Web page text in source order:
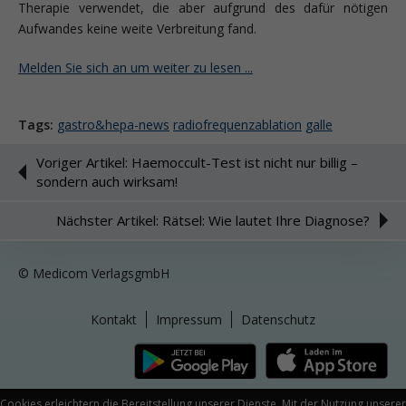
Therapie verwendet, die aber aufgrund des dafür nötigen
Aufwandes keine weite Verbreitung fand.
Melden Sie sich an um weiter zu lesen ...
Tags: gastro&hepa-news radiofrequenzablation galle
Voriger Artikel: Haemoccult-Test ist nicht nur billig –
sondern auch wirksam!
Nächster Artikel: Rätsel: Wie lautet Ihre Diagnose?
© Medicom VerlagsgmbH
Kontakt Impressum Datenschutz